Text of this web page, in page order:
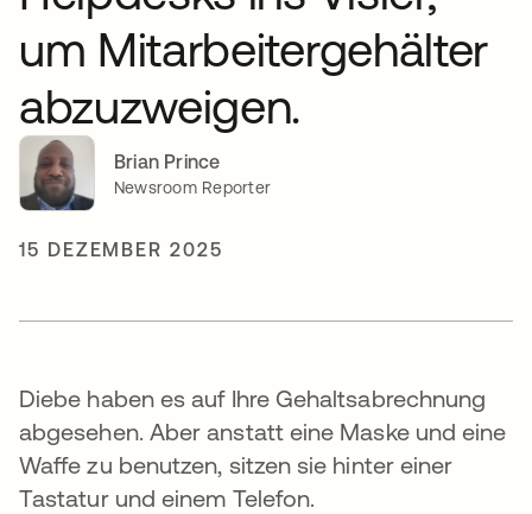
um Mitarbeitergehälter
abzuzweigen.
Brian Prince
Newsroom Reporter
15 DEZEMBER 2025
Diebe haben es auf Ihre Gehaltsabrechnung
abgesehen. Aber anstatt eine Maske und eine
Waffe zu benutzen, sitzen sie hinter einer
Tastatur und einem Telefon.